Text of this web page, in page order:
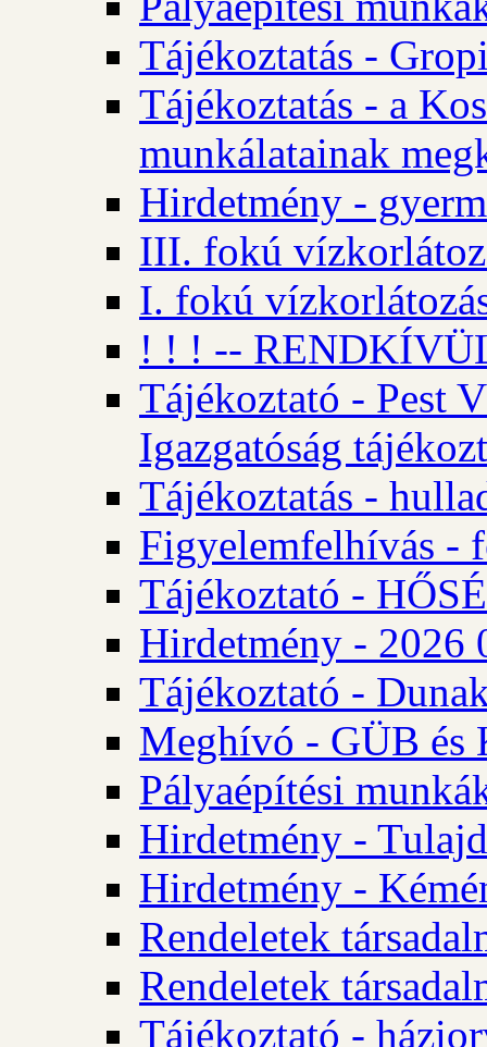
Tájékoztatás -
Tájékoztatás - a
munkálatainak
Hirdetmény -
III. fokú
I. fokú
! ! ! --
Tájékoztató - Pest
Igazgatóság
Tájékoztatás -
Figyelemfelhívás -
Tájékoztató -
Hirdetmény - 2026
Tájékoztató -
Meghívó - GÜB és
Pályaépítési
Hirdetmény -
Hirdetmény -
Rendeletek
Rendeletek
Tájékoztató -